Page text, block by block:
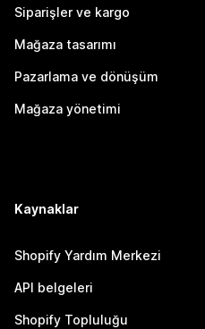
Siparişler ve kargo
Mağaza tasarımı
Pazarlama ve dönüşüm
Mağaza yönetimi
Kaynaklar
Shopify Yardım Merkezi
API belgeleri
Shopify Topluluğu